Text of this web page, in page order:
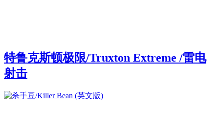
特鲁克斯顿极限/Truxton Extreme /雷电
射击